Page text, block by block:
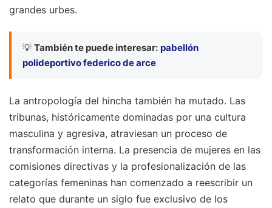
grandes urbes.
💡 También te puede interesar: pabellón
polideportivo federico de arce
La antropología del hincha también ha mutado. Las
tribunas, históricamente dominadas por una cultura
masculina y agresiva, atraviesan un proceso de
transformación interna. La presencia de mujeres en las
comisiones directivas y la profesionalización de las
categorías femeninas han comenzado a reescribir un
relato que durante un siglo fue exclusivo de los